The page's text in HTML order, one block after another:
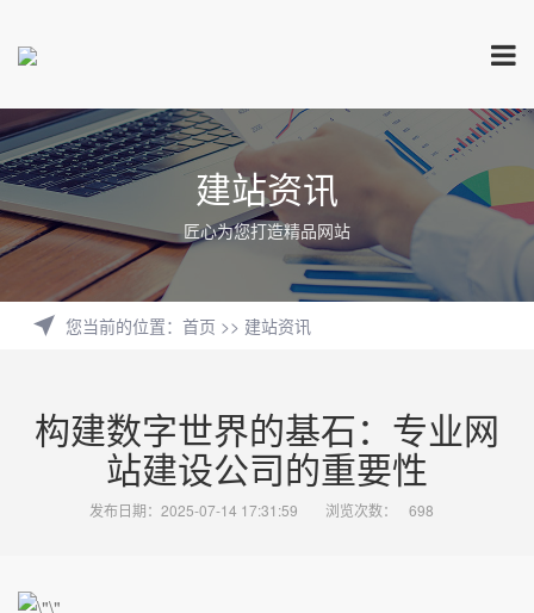
建站资讯
匠心为您打造精品网站
您当前的位置： 首页 >> 建站资讯
构建数字世界的基石：专业网
站建设公司的重要性
发布日期：2025-07-14 17:31:59 浏览次数： 698